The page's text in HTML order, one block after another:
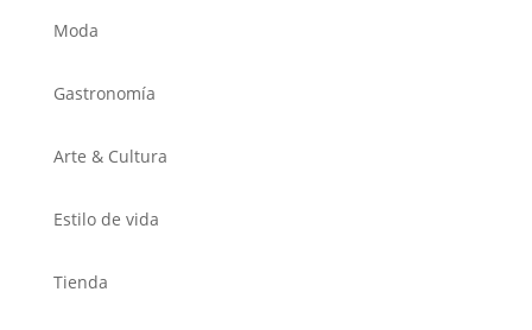
Moda
Gastronomía
Arte & Cultura
Estilo de vida
Tienda